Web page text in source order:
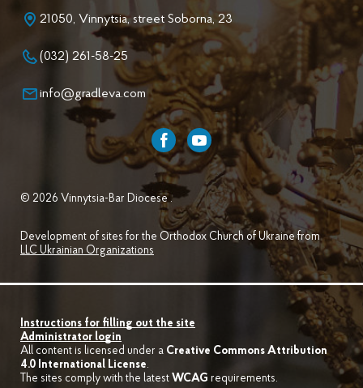
21050, Vinnytsia, street Soborna, 23
(032) 261-58-25
info@gradleva.com
© 2026 Vinnytsia-Bar Diocese .
Development of sites for the Orthodox Church of Ukraine from
LLC Ukrainian Organizations
Instructions for filling out the site
Administrator login
All content is licensed under a Creative Commons Attribution
4.0 International License.
The sites comply with the latest WCAG requirements.